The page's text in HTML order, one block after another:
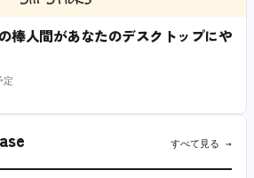
棒人間があなたのデスクトップにや
定
すべて見る →